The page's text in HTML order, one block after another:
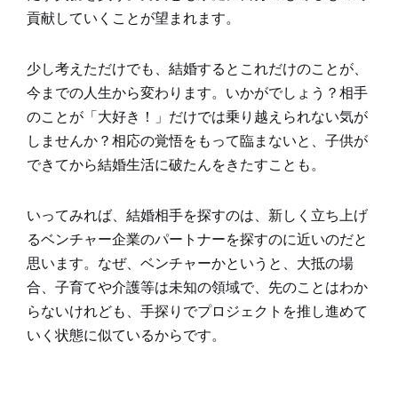
貢献していくことが望まれます。
少し考えただけでも、結婚するとこれだけのことが、
今までの人生から変わります。いかがでしょう？相手
のことが「大好き！」だけでは乗り越えられない気が
しませんか？相応の覚悟をもって臨まないと、子供が
できてから結婚生活に破たんをきたすことも。
いってみれば、結婚相手を探すのは、新しく立ち上げ
るベンチャー企業のパートナーを探すのに近いのだと
思います。なぜ、ベンチャーかというと、大抵の場
合、子育てや介護等は未知の領域で、先のことはわか
らないけれども、手探りでプロジェクトを推し進めて
いく状態に似ているからです。